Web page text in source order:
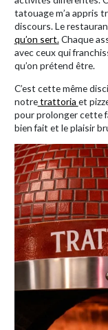
tatouage m’a appris
discours. Le
qu’on sert.Chaque
avec ceux qui
qu’on prétend être.
C’est cette même
notretrattoria et
pour prolonger cette
bien fait et le plaisir